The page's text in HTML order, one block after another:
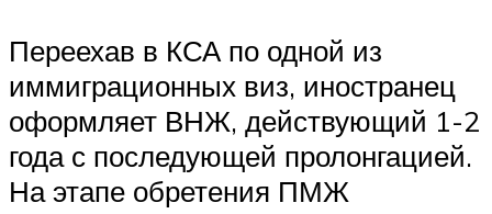
Переехав в КСА по одной из
иммиграционных виз, иностранец
оформляет ВНЖ, действующий 1-2
года с последующей пролонгацией.
На этапе обретения ПМЖ